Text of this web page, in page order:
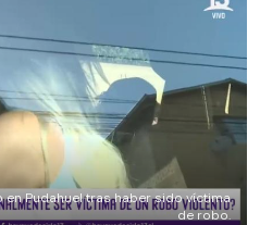
Pudahuel tras haber sido víctima
de robo.